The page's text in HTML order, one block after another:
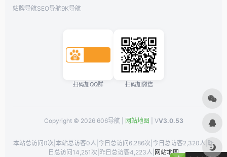
站牌导航SEO导航9K导航
扫码加QQ群 扫码加微信
Copyright © 2026 606导航 | 网站地图 | VV3.0.53
本站总访问0次 本站总访客0人 今日总访问6,286次 今日总访客2,320人 昨
日总访问14,251次 昨日总访客4,223人 网站地图